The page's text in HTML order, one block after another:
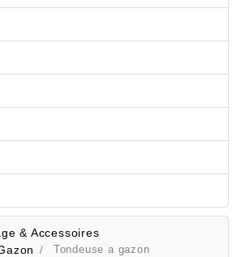
& Accessoires
Tondeuse a gazon